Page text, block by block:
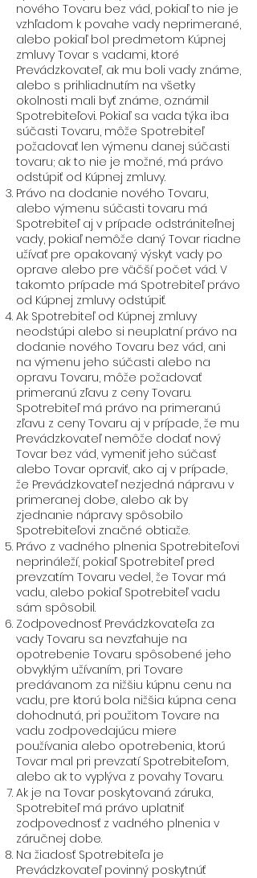
nového Tovaru bez vád, pokiaľ to nie je
vzhľadom k povahe vady neprimerané,
alebo pokiaľ bol predmetom Kúpnej
zmluvy Tovar s vadami, ktoré
Prevádzkovateľ, ak mu boli vady známe,
alebo s prihliadnutím na všetky
okolnosti mali byť známe, oznámil
Spotrebiteľovi. Pokiaľ sa vada týka iba
súčasti Tovaru, môže Spotrebiteľ
požadovať len výmenu danej súčasti
tovaru; ak to nie je možné, má právo
odstúpiť od Kúpnej zmluvy.
Právo na dodanie nového Tovaru,
alebo výmenu súčasti tovaru má
Spotrebiteľ aj v prípade odstrániteľnej
vady, pokiaľ nemôže daný Tovar riadne
užívať pre opakovaný výskyt vady po
oprave alebo pre väčší počet vád. V
takomto prípade má Spotrebiteľ právo
od Kúpnej zmluvy odstúpiť.
Ak Spotrebiteľ od Kúpnej zmluvy
neodstúpi alebo si neuplatní právo na
dodanie nového Tovaru bez vád, ani
na výmenu jeho súčasti alebo na
opravu Tovaru, môže požadovať
primeranú zľavu z ceny Tovaru.
Spotrebiteľ má právo na primeranú
zľavu z ceny Tovaru aj v prípade, že mu
Prevádzkovateľ nemôže dodať nový
Tovar bez vád, vymeniť jeho súčasť
alebo Tovar opraviť, ako aj v prípade,
že Prevádzkovateľ nezjedná nápravu v
primeranej dobe, alebo ak by
zjednanie nápravy spôsobilo
Spotrebiteľovi značné obtiaže.
Právo z vadného plnenia Spotrebiteľovi
neprináleží, pokiaľ Spotrebiteľ pred
prevzatím Tovaru vedel, že Tovar má
vadu, alebo pokiaľ Spotrebiteľ vadu
sám spôsobil.
Zodpovednosť Prevádzkovateľa za
vady Tovaru sa nevzťahuje na
opotrebenie Tovaru spôsobené jeho
obvyklým užívaním, pri Tovare
predávanom za nižšiu kúpnu cenu na
vadu, pre ktorú bola nižšia kúpna cena
dohodnutá, pri použitom Tovare na
vadu zodpovedajúcu miere
používania alebo opotrebenia, ktorú
Tovar mal pri prevzatí Spotrebiteľom,
alebo ak to vyplýva z povahy Tovaru.
Ak je na Tovar poskytovaná záruka,
Spotrebiteľ má právo uplatniť
zodpovednosť z vadného plnenia v
záručnej dobe.
Na žiadosť Spotrebiteľa je
Prevádzkovateľ povinný poskytnúť